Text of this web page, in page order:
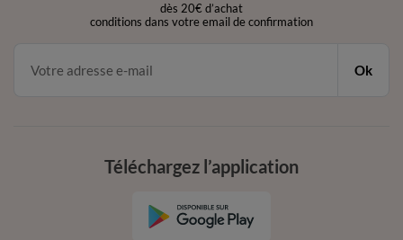
dès 20€ d’achat
conditions dans votre email de confirmation
Ok
Téléchargez l’application